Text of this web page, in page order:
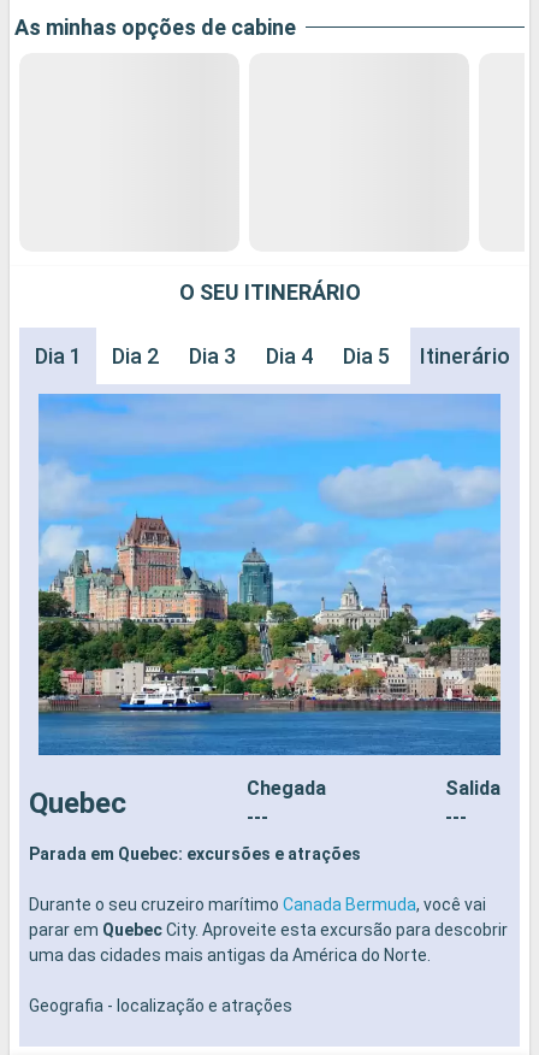
As minhas opções de cabine
O SEU ITINERÁRIO
Dia 1 Dia 2 Dia 3 Dia 4 Dia 5 Dia 6 Dia
Itinerário
Quebec
Chegada
---
Salida
---
Parada em Quebec: excursões e atrações
Durante o seu cruzeiro marítimo Canada Bermuda, você vai
parar em QuebecCity. Aproveite esta excursão para descobrir
uma das cidades mais antigas da América do Norte.
Geografia - localização e atrações